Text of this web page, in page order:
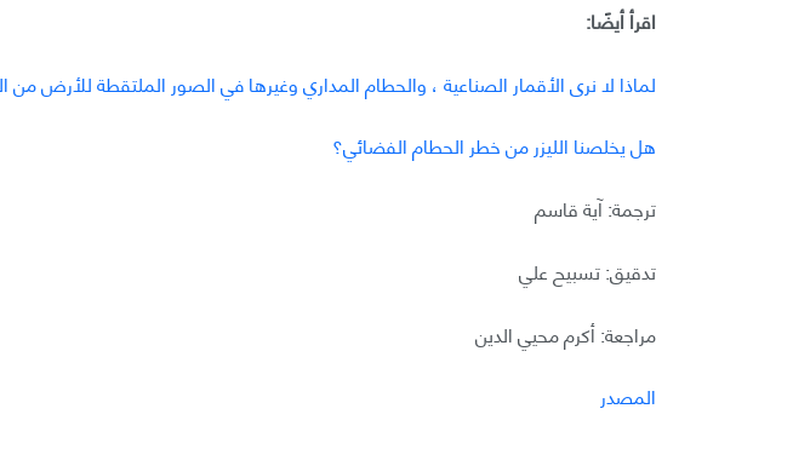
اقرأ أيضًا:
لماذا لا نرى الأقمار الصناعية ، والحطام المداري وغيرها في الصور الملتقطة للأرض من
هل يخلصنا الليزر من خطر الحطام الفضائي؟
ترجمة: آية قاسم
تدقيق: تسبيح علي
مراجعة: أكرم محيي الدين
المصدر